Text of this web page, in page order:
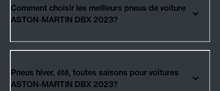
Comment choisir les meilleurs pneus de voiture
ASTON-MARTIN DBX 2023?
Pneus hiver, été, toutes saisons pour voitures
ASTON-MARTIN DBX 2023?